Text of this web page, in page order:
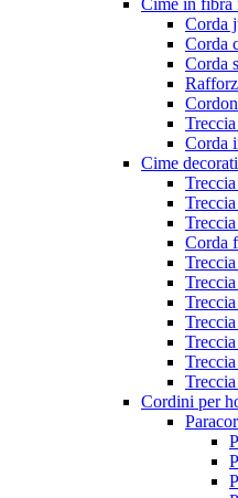
Cime in fibra
Corda
Corda
Corda
Corda
Cime
Corda
Cordini per